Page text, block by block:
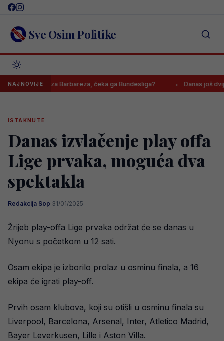
Skip
content Sve Osim Politike
NAJNOVIJE
vijest za Barbareza, čeka ga Bundesliga? Danas još dvije
ISTAKNUTE
Danas izvlačenje play offa
Lige prvaka, moguća dva
spektakla
Redakcija Sop·31/01/2025
Žrijeb play-offa Lige prvaka održat će se danas u
Nyonu s početkom u 12 sati.
Osam ekipa je izborilo prolaz u osminu finala, a 16
ekipa će igrati play-off.
Prvih osam klubova, koji su otišli u osminu finala su
Liverpool, Barcelona, Arsenal, Inter, Atletico Madrid,
Bayer Leverkusen, Lille i Aston Villa.